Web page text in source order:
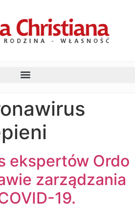
ekspertów Ordo
zarządzania
19.